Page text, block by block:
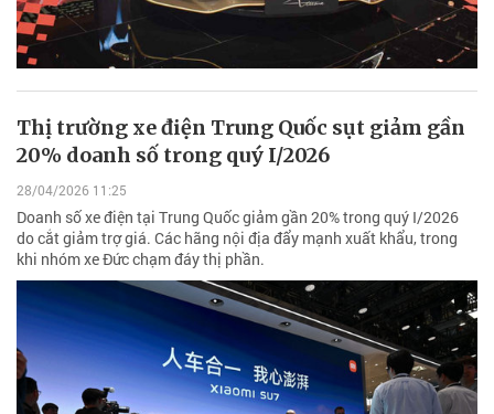
Thị trường xe điện Trung Quốc sụt giảm gần
20% doanh số trong quý I/2026
28/04/2026 11:25
Doanh số xe điện tại Trung Quốc giảm gần 20% trong quý I/2026
do cắt giảm trợ giá. Các hãng nội địa đẩy mạnh xuất khẩu, trong
khi nhóm xe Đức chạm đáy thị phần.